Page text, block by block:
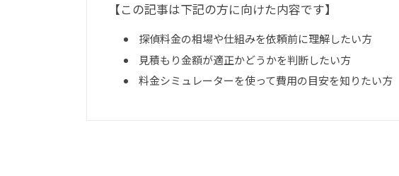
【この記事は下記の方に向けた内容です】
探偵料金の相場や仕組みを依頼前に理解したい方
見積もり金額が適正かどうかを判断したい方
料金シミュレーターを使って費用の目安を知りたい方